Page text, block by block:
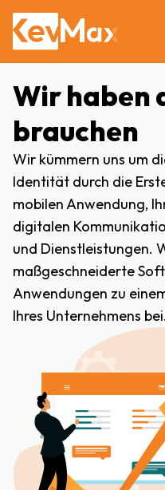
Wir haben
brauchen
Wir kümmern uns um
Identität durch die
mobilen Anwendung,
digitalen
und Dienstleistungen.
maßgeschneiderte
Anwendungen zu
Ihres Unternehmens bei.